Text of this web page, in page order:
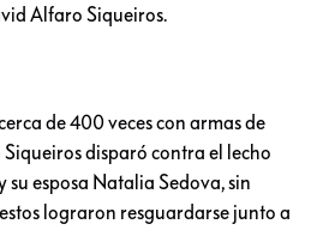
Alfaro Siqueiros.
de 400 veces con armas de
disparó contra el lecho
esposa Natalia Sedova, sin
lograron resguardarse junto a